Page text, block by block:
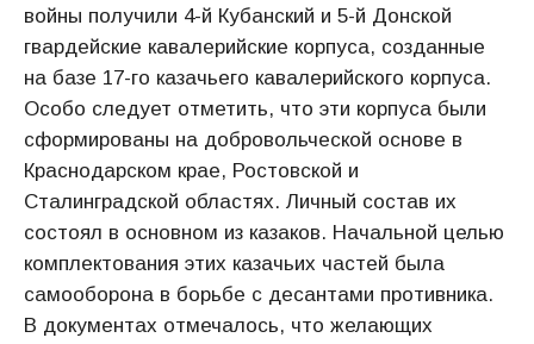
войны получили 4-й Кубанский и 5-й Донской
гвардейские кавалерийские корпуса, созданные
на базе 17-го казачьего кавалерийского корпуса.
Особо следует отметить, что эти корпуса были
сформированы на добровольческой основе в
Краснодарском крае, Ростовской и
Сталинградской областях. Личный состав их
состоял в основном из казаков. Начальной целью
комплектования этих казачьих частей была
самооборона в борьбе с десантами противника.
В документах отмечалось, что желающих